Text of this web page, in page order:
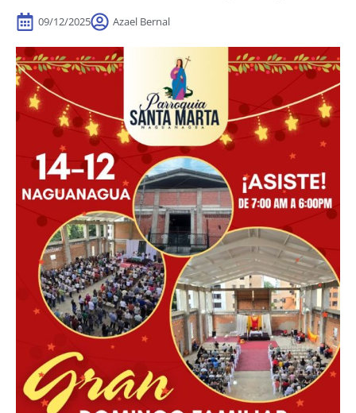
09/12/2025 Azael Bernal